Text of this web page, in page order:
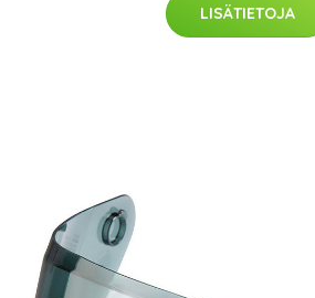
LISÄTIETOJA